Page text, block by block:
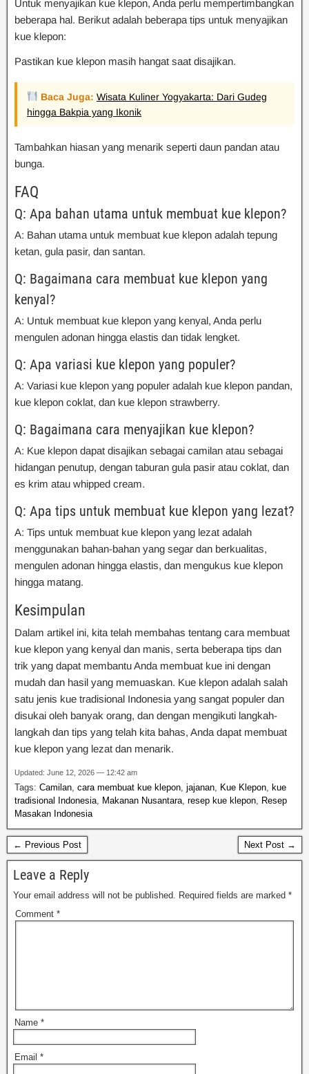
Untuk menyajikan kue klepon, Anda perlu mempertimbangkan
beberapa hal. Berikut adalah beberapa tips untuk menyajikan
kue klepon:
Pastikan kue klepon masih hangat saat disajikan.
Baca Juga: Wisata Kuliner Yogyakarta: Dari Gudeg
hingga Bakpia yang Ikonik
Tambahkan hiasan yang menarik seperti daun pandan atau
bunga.
FAQ
Q: Apa bahan utama untuk membuat kue klepon?
A: Bahan utama untuk membuat kue klepon adalah tepung
ketan, gula pasir, dan santan.
Q: Bagaimana cara membuat kue klepon yang
kenyal?
A: Untuk membuat kue klepon yang kenyal, Anda perlu
mengulen adonan hingga elastis dan tidak lengket.
Q: Apa variasi kue klepon yang populer?
A: Variasi kue klepon yang populer adalah kue klepon pandan,
kue klepon coklat, dan kue klepon strawberry.
Q: Bagaimana cara menyajikan kue klepon?
A: Kue klepon dapat disajikan sebagai camilan atau sebagai
hidangan penutup, dengan taburan gula pasir atau coklat, dan
es krim atau whipped cream.
Q: Apa tips untuk membuat kue klepon yang lezat?
A: Tips untuk membuat kue klepon yang lezat adalah
menggunakan bahan-bahan yang segar dan berkualitas,
mengulen adonan hingga elastis, dan mengukus kue klepon
hingga matang.
Kesimpulan
Dalam artikel ini, kita telah membahas tentang cara membuat
kue klepon yang kenyal dan manis, serta beberapa tips dan
trik yang dapat membantu Anda membuat kue ini dengan
mudah dan hasil yang memuaskan. Kue klepon adalah salah
satu jenis kue tradisional Indonesia yang sangat populer dan
disukai oleh banyak orang, dan dengan mengikuti langkah-
langkah dan tips yang telah kita bahas, Anda dapat membuat
kue klepon yang lezat dan menarik.
Updated: June 12, 2026 — 12:42 am
Tags: Camilan, cara membuat kue klepon, jajanan, Kue Klepon, kue
tradisional Indonesia, Makanan Nusantara, resep kue klepon, Resep
Masakan Indonesia
← Previous Post Next Post →
Leave a Reply
Your email address will not be published. Required fields are marked *
Comment *
Name *
Email *